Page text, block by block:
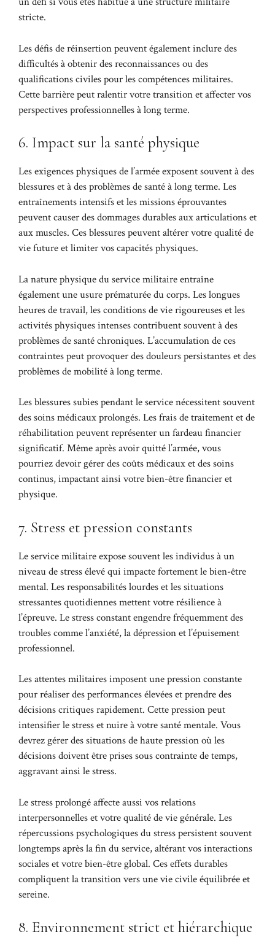
stricte.
Les défis de réinsertion peuvent également inclure des
difficultés à obtenir des reconnaissances ou des
qualifications civiles pour les compétences militaires.
Cette barrière peut ralentir votre transition et affecter vos
perspectives professionnelles à long terme.
6. Impact sur la santé physique
Les exigences physiques de l’armée exposent souvent à des
blessures et à des problèmes de santé à long terme. Les
entraînements intensifs et les missions éprouvantes
peuvent causer des dommages durables aux articulations et
aux muscles. Ces blessures peuvent altérer votre qualité de
vie future et limiter vos capacités physiques.
La nature physique du service militaire entraîne
également une usure prématurée du corps. Les longues
heures de travail, les conditions de vie rigoureuses et les
activités physiques intenses contribuent souvent à des
problèmes de santé chroniques. L’accumulation de ces
contraintes peut provoquer des douleurs persistantes et des
problèmes de mobilité à long terme.
Les blessures subies pendant le service nécessitent souvent
des soins médicaux prolongés. Les frais de traitement et de
réhabilitation peuvent représenter un fardeau financier
significatif. Même après avoir quitté l’armée, vous
pourriez devoir gérer des coûts médicaux et des soins
continus, impactant ainsi votre bien-être financier et
physique.
7. Stress et pression constants
Le service militaire expose souvent les individus à un
niveau de stress élevé qui impacte fortement le bien-être
mental. Les responsabilités lourdes et les situations
stressantes quotidiennes mettent votre résilience à
l’épreuve. Le stress constant engendre fréquemment des
troubles comme l’anxiété, la dépression et l’épuisement
professionnel.
Les attentes militaires imposent une pression constante
pour réaliser des performances élevées et prendre des
décisions critiques rapidement. Cette pression peut
intensifier le stress et nuire à votre santé mentale. Vous
devrez gérer des situations de haute pression où les
décisions doivent être prises sous contrainte de temps,
aggravant ainsi le stress.
Le stress prolongé affecte aussi vos relations
interpersonnelles et votre qualité de vie générale. Les
répercussions psychologiques du stress persistent souvent
longtemps après la fin du service, altérant vos interactions
sociales et votre bien-être global. Ces effets durables
compliquent la transition vers une vie civile équilibrée et
sereine.
8. Environnement strict et hiérarchique